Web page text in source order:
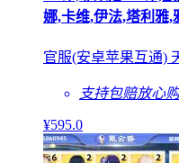
娜,卡维,伊法,塔利雅,
官服(安卓苹果互通)
支持包赔放心购
¥595.0